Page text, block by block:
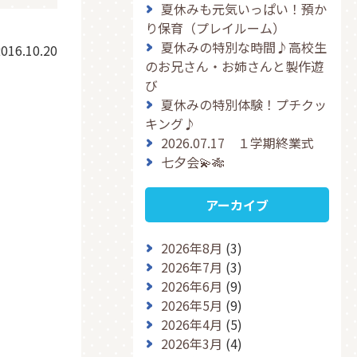
夏休みも元気いっぱい！預か
り保育（プレイルーム）
夏休みの特別な時間♪高校生
のお兄さん・お姉さんと製作遊
び
夏休みの特別体験！プチクッ
キング♪
2026.07.17 １学期終業式
七夕会💫🎋
アーカイブ
2026年8月 (3)
2026年7月 (3)
2026年6月 (9)
2026年5月 (9)
2026年4月 (5)
2026年3月 (4)